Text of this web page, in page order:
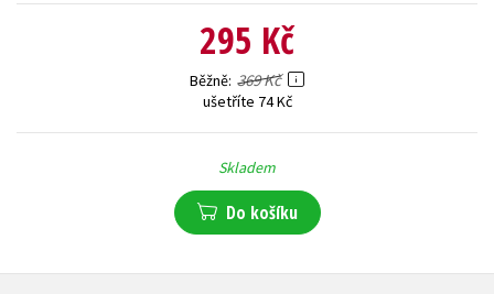
295 Kč
Běžně 369 Kč
ušetříte 74 Kč
Skladem
Do košíku